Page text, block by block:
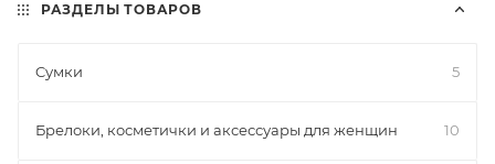
РАЗДЕЛЫ ТОВАРОВ
Cумки 5
Брелоки, косметички и аксессуары для женщин 10